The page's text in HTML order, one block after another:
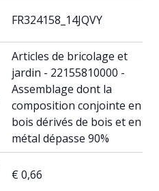
FR324158_14JQVY
Articles de bricolage et
jardin - 22155810000 -
Assemblage dont la
composition conjointe en
bois dérivés de bois et en
métal dépasse 90%
€ 0,66